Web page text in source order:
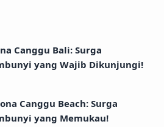
Canggu Bali: Surga
yang Wajib Dikunjungi!
Canggu Beach: Surga
yang Memukau!